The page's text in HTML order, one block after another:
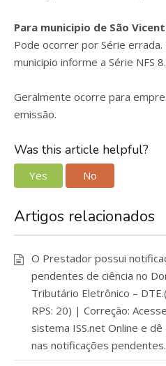
Para municipio de São
Pode ocorrer por Série
municipio informe a Série NFS 8.
Geralmente ocorre para
emissão.
Was this article helpful?
Yes No
Artigos relacionados
O Prestador possui
pendentes de ciência no
Tributário Eletrônico –
RPS: 20) | Correção:
sistema ISS.net Online e dê
nas notificações pendentes.